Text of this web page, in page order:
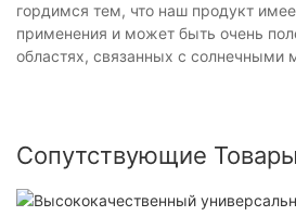
гордимся тем, что наш продукт
применения и может быть очень
областях, связанных с солнечными
Сопутствующие Товары